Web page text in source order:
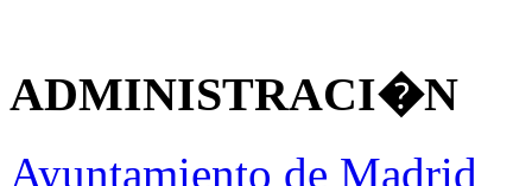
ADMINISTRACI�N
Ayuntamiento de Madrid